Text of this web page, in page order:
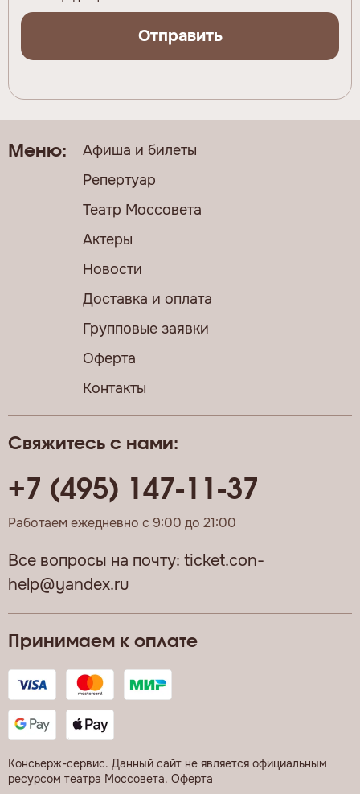
Отправить
Принимаем к оплате
Консьерж-сервис. Данный сайт не является официальным
ресурсом театра Моссовета. Оферта
Свяжитесь с нами:
+7 (495) 147-11-37
Работаем ежедневно с 9:00 до 21:00
Все вопросы на почту: ticket.con-
help@yandex.ru
Меню:
Афиша и билеты
Репертуар
Театр Моссовета
Актеры
Новости
Доставка и оплата
Групповые заявки
Оферта
Контакты